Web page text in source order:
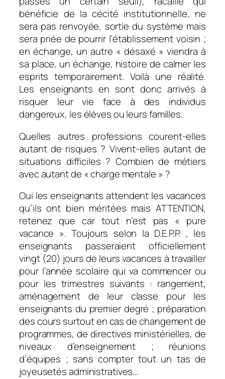
bénéficie de la cécité institutionnelle, ne
sera pas renvoyée, sortie du système mais
sera priée de pourrir l’établissement voisin ;
en échange, un autre « désaxé » viendra à
sa place, un échange, histoire de calmer les
esprits temporairement. Voilà une réalité.
Les enseignants en sont donc arrivés à
risquer leur vie face à des individus
dangereux, les élèves ou leurs familles.
Quelles autres professions courent-elles
autant de risques ? Vivent-elles autant de
situations difficiles ? Combien de métiers
avec autant de « charge mentale » ?
Oui les enseignants attendent les vacances
qu’ils ont bien méritées mais ATTENTION,
retenez que car tout n’est pas « pure
vacance ». Toujours selon la D.E.P.P. , les
enseignants passeraient officiellement
vingt (20) jours de leurs vacances à travailler
pour l’année scolaire qui va commencer ou
pour les trimestres suivants : rangement,
aménagement de leur classe pour les
enseignants du premier degré ; préparation
des cours surtout en cas de changement de
programmes, de directives ministérielles, de
niveaux d’enseignement ; réunions
d’équipes ; sans compter tout un tas de
joyeusetés administratives…